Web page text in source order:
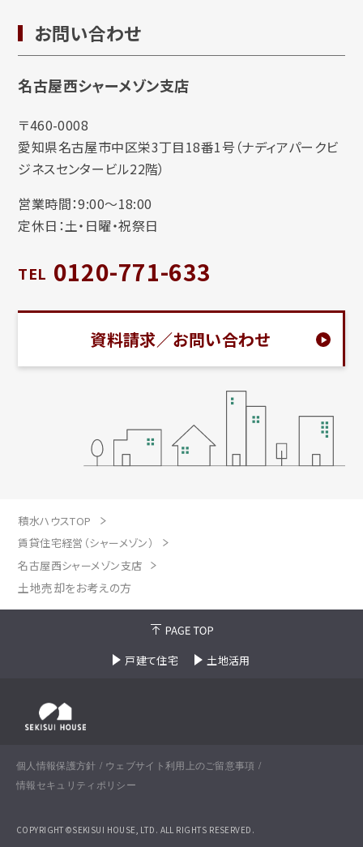
お問い合わせ
名古屋西シャーメゾン支店
〒460-0008
愛知県名古屋市中区栄3丁目18番1号（ナディアパークビ
ジネスセンタービル22階）
営業時間：9:00〜18:00
定休日：土・日曜・祝祭日
TEL 0120-771-633
資料請求／お問い合わせ
積水ハウスTOP
賃貸住宅経営（シャーメゾン）
名古屋西シャーメゾン支店
土地売却をお考えの方
戸建て住宅 土地活用
個人情報保護方針
ウェブサイト利用上のご留意事項
情報セキュリティポリシー
COPYRIGHT©SEKISUI HOUSE, LTD. ALL RIGHTS RESERVED.